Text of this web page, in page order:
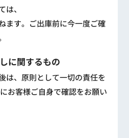
、
ます。ご出庫前に今一度ご確
に関するもの
は、原則として一切の責任を
お客様ご自身で確認をお願い